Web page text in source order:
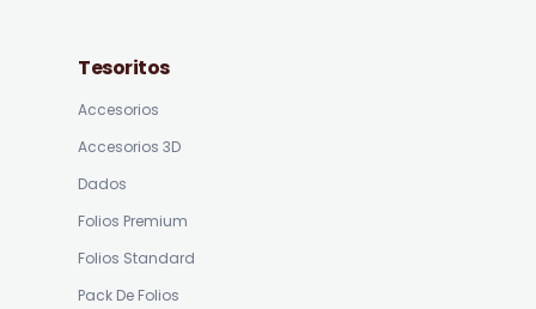
Tesoritos
Accesorios
Accesorios 3D
Dados
Folios Premium
Folios Standard
Pack De Folios